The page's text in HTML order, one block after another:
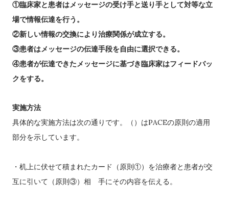
①臨床家と患者はメッセージの受け手と送り手として対等な立
場で情報伝達を行う。
②新しい情報の交換により治療関係が成立する。
③患者はメッセージの伝達手段を自由に選択できる。
④患者が伝達できたメッセージに基づき臨床家はフィードバッ
クをする。
実施方法
具体的な実施方法は次の通りです。（）はPACEの原則の適用
部分を示しています。
・机上に伏せて積まれたカード（原則①）を治療者と患者が交
互に引いて（原則③） 相 手にその内容を伝える。